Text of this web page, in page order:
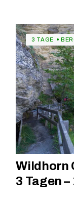
3 TAGE
Wildhorn
3 Tagen